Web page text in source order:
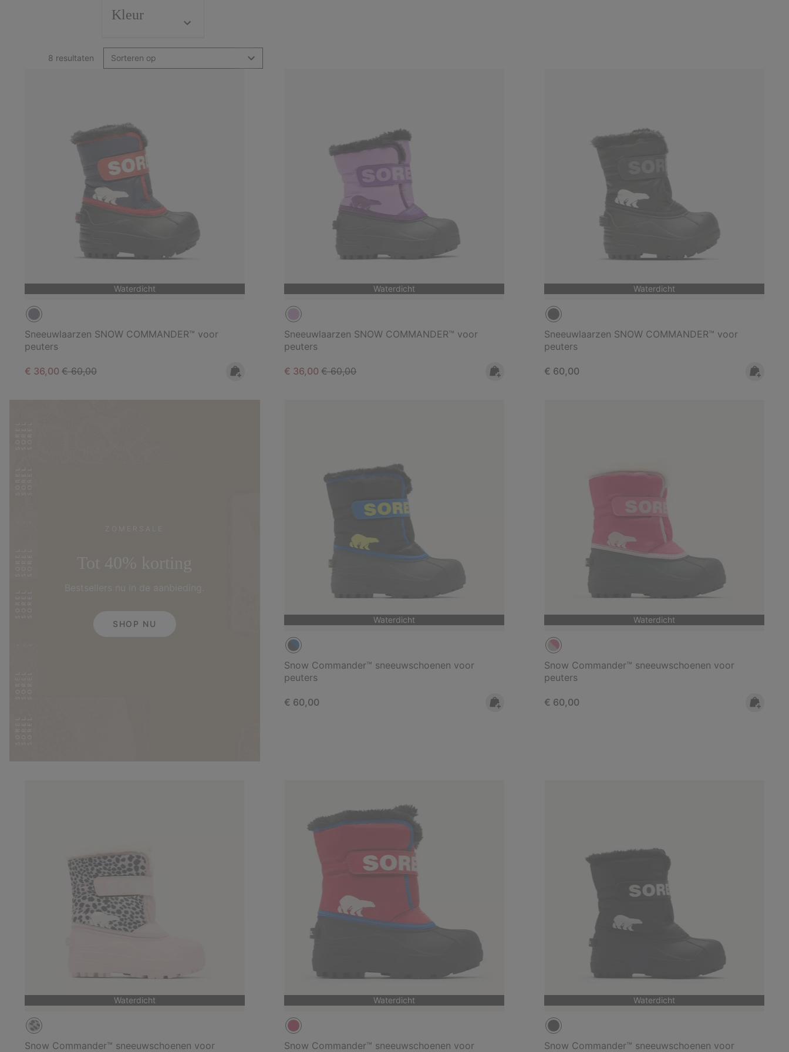
Kleur
8 resultaten Sorteren op
Waterdicht
Sneeuwlaarzen SNOW COMMANDER™ voor
peuters
Sale price:
€ 36,00 Regular price:
€ 60,00
Waterdicht
Sneeuwlaarzen SNOW COMMANDER™ voor
peuters
Sale price:
€ 36,00Regular price:
€ 60,00
Waterdicht
Sneeuwlaarzen SNOW COMMANDER™ voor
peuters
Regular price:
€ 60,00
SHOP NU Waterdicht
Snow Commander™ sneeuwschoenen voor
peuters
Regular price:
€ 60,00
Waterdicht
Snow Commander™ sneeuwschoenen voor
peuters
Regular price:
€ 60,00
Waterdicht
Snow Commander™ sneeuwschoenen voor
Waterdicht
Snow Commander™ sneeuwschoenen voor
Waterdicht
Snow Commander™ sneeuwschoenen voor